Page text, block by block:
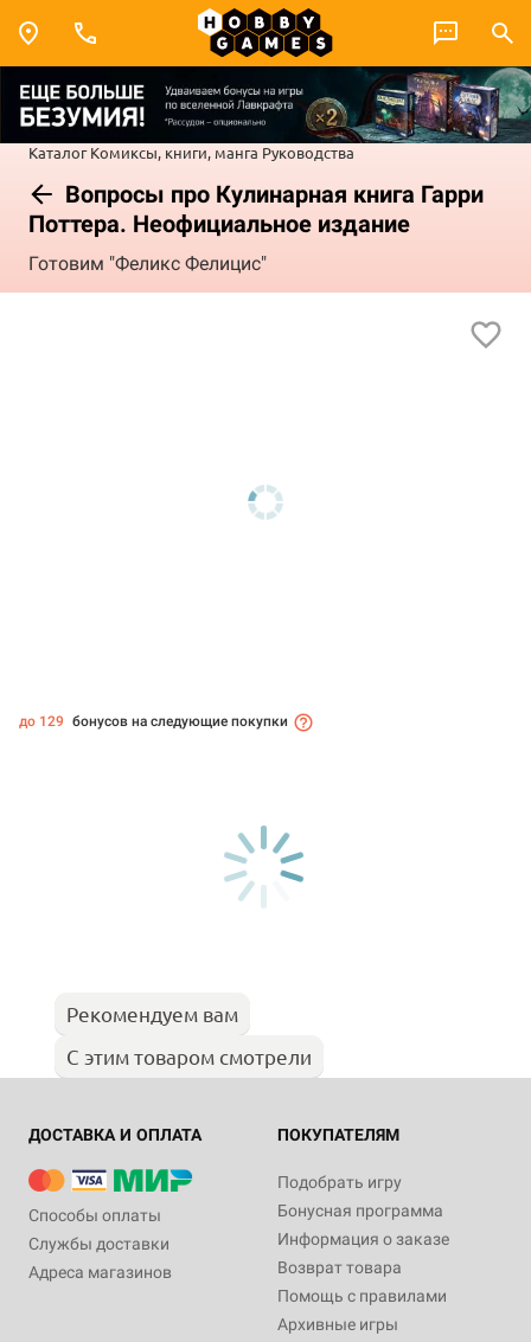
Каталог Комиксы, книги, манга Руководства
Вопросы про Кулинарная книга Гарри
Поттера. Неофициальное издание
Готовим "Феликс Фелицис"
до 129 бонусов на следующие покупки
Рекомендуем вам
С этим товаром смотрели
ДОСТАВКА И ОПЛАТА
Способы оплаты
Службы доставки
Адреса магазинов
ПОКУПАТЕЛЯМ
Подобрать игру
Бонусная программа
Информация о заказе
Возврат товара
Помощь с правилами
Архивные игры